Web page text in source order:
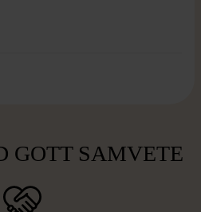
GOTT SAMVETE